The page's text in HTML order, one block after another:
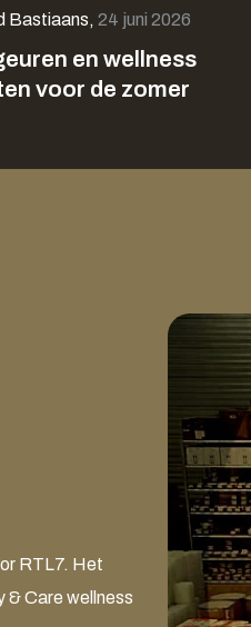
Bastiaans, 24 juni 2026
en wellness
voor de zomer
RTL7. Het
& Care wellness